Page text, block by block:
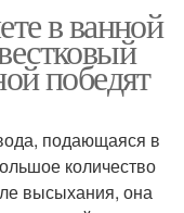
в ванной
победят
подающаяся в
количество
высыхания, она